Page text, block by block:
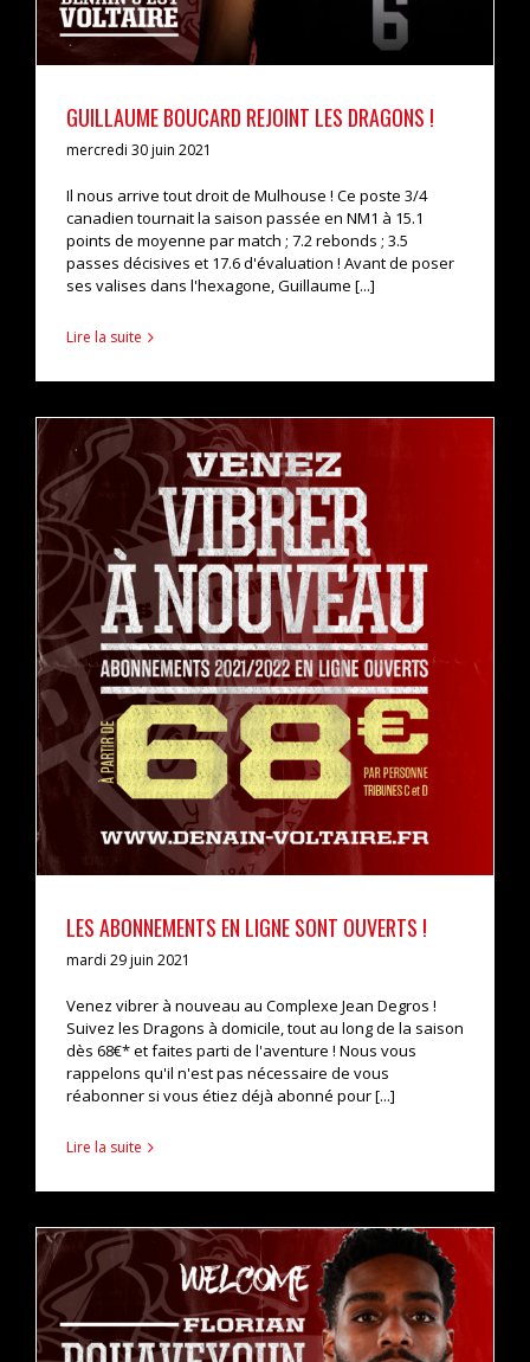
GUILLAUME BOUCARD REJOINT LES DRAGONS !
mercredi 30 juin 2021
Il nous arrive tout droit de Mulhouse ! Ce poste 3/4
canadien tournait la saison passée en NM1 à 15.1
points de moyenne par match ; 7.2 rebonds ; 3.5
passes décisives et 17.6 d'évaluation ! Avant de poser
ses valises dans l'hexagone, Guillaume [...]
Lire la suite
LES ABONNEMENTS EN LIGNE SONT OUVERTS !
actualités pro b
LES ABONNEMENTS EN LIGNE SONT OUVERTS !
mardi 29 juin 2021
Venez vibrer à nouveau au Complexe Jean Degros !
Suivez les Dragons à domicile, tout au long de la saison
dès 68€* et faites parti de l'aventure ! Nous vous
rappelons qu'il n'est pas nécessaire de vous
réabonner si vous étiez déjà abonné pour [...]
Lire la suite